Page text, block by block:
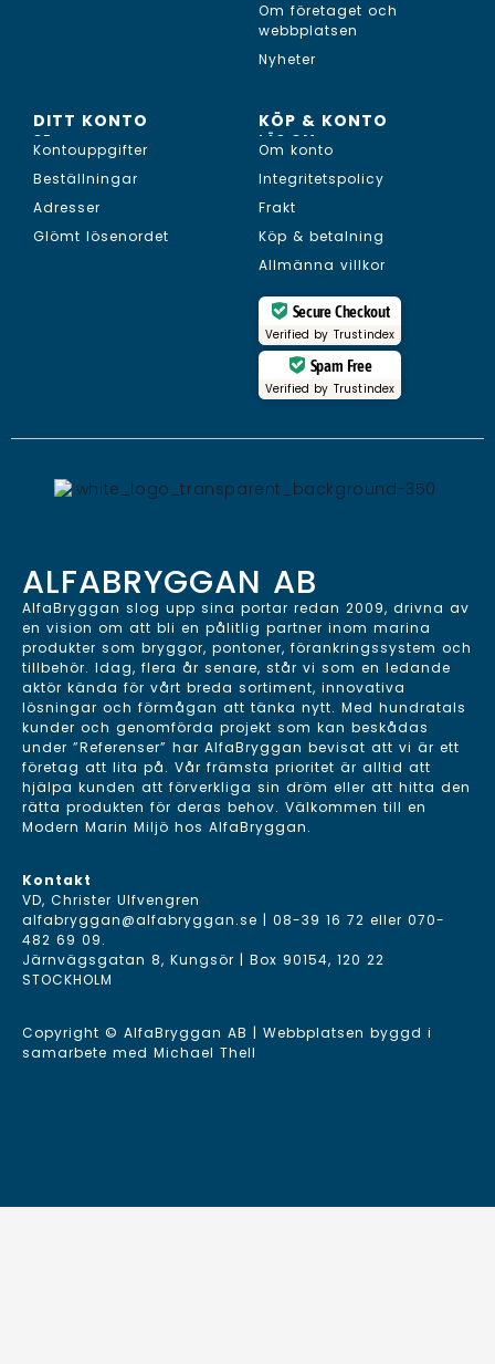
Om företaget och
webbplatsen
Nyheter
DITT KONTO
SE...
Kontouppgifter
Beställningar
Adresser
Glömt lösenordet
KÖP & KONTO
LÄS OM...
Om konto
Integritetspolicy
Frakt
Köp & betalning
Allmänna villkor
Secure Checkout
Verified by Trustindex
Spam Free
Verified by Trustindex
ALFABRYGGAN AB
AlfaBryggan slog upp sina portar redan 2009, drivna av
en vision om att bli en pålitlig partner inom marina
produkter som bryggor, pontoner, förankringssystem och
tillbehör. Idag, flera år senare, står vi som en ledande
aktör kända för vårt breda sortiment, innovativa
lösningar och förmågan att tänka nytt. Med hundratals
kunder och genomförda projekt som kan beskådas
under ”Referenser” har AlfaBryggan bevisat att vi är ett
företag att lita på. Vår främsta prioritet är alltid att
hjälpa kunden att förverkliga sin dröm eller att hitta den
rätta produkten för deras behov. Välkommen till en
Modern Marin Miljö hos AlfaBryggan.
Kontakt
VD, Christer Ulfvengren
alfabryggan@alfabryggan.se | 08-39 16 72 eller 070-
482 69 09.
Järnvägsgatan 8, Kungsör | Box 90154, 120 22
STOCKHOLM
Copyright © AlfaBryggan AB | Webbplatsen byggd i
samarbete med Michael Thell